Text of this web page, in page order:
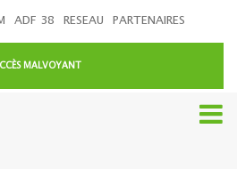
ADF 38 RESEAU PARTENAIRES
MALVOYANT